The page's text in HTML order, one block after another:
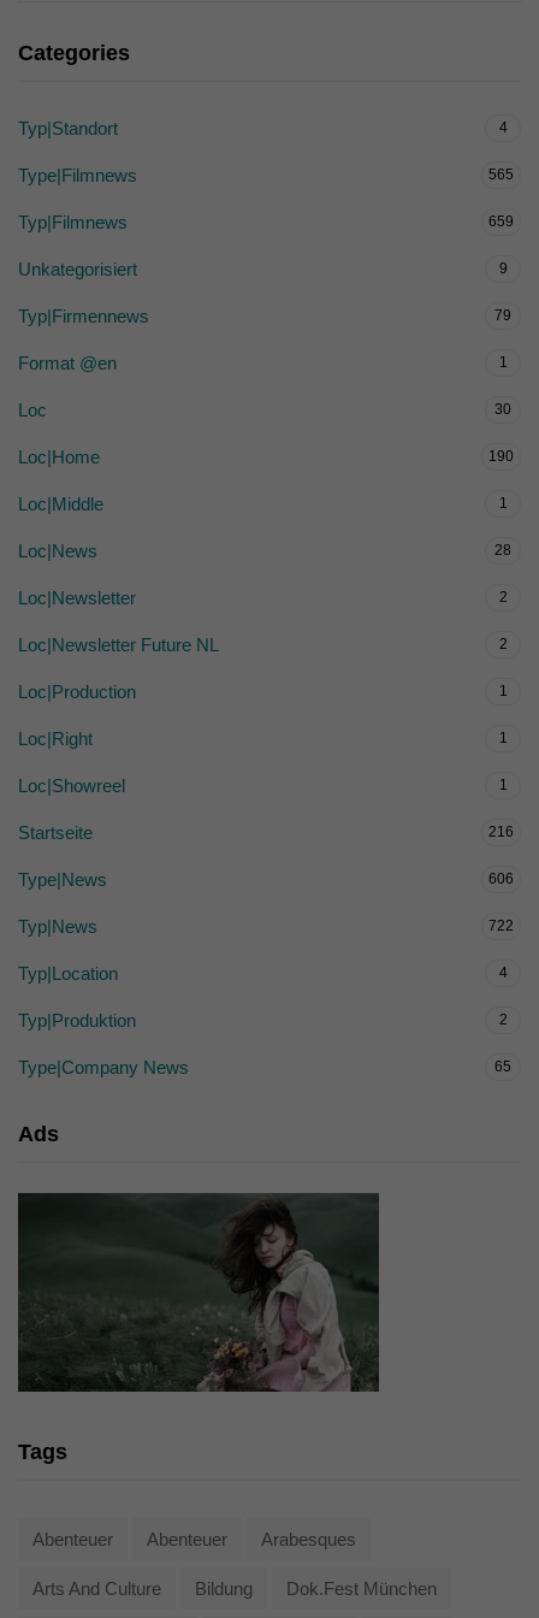
Categories
Typ|Standort 4
Type|Filmnews 565
Typ|Filmnews 659
Unkategorisiert 9
Typ|Firmennews 79
Format @en 1
Loc 30
Loc|Home 190
Loc|Middle 1
Loc|News 28
Loc|Newsletter 2
Loc|Newsletter Future NL 2
Loc|Production 1
Loc|Right 1
Loc|Showreel 1
Startseite 216
Type|News 606
Typ|News 722
Typ|Location 4
Typ|Produktion 2
Type|Company News 65
Ads
Tags
Abenteuer Abenteuer Arabesques
Arts And Culture Bildung Dok.fest München